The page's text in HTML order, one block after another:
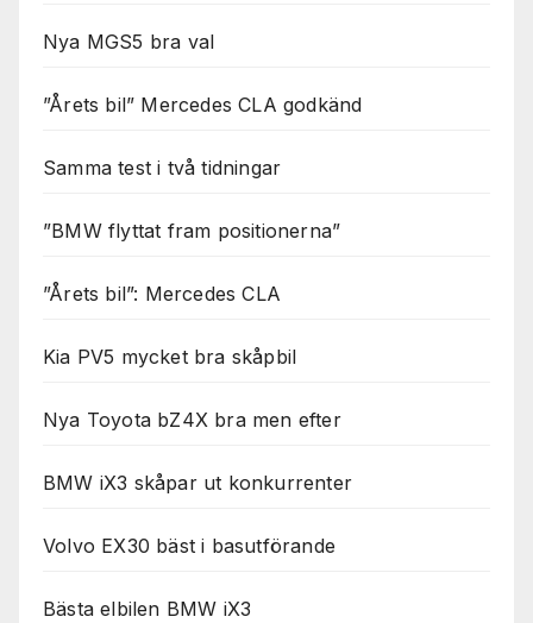
Nya MGS5 bra val
”Årets bil” Mercedes CLA godkänd
Samma test i två tidningar
”BMW flyttat fram positionerna”
”Årets bil”: Mercedes CLA
Kia PV5 mycket bra skåpbil
Nya Toyota bZ4X bra men efter
BMW iX3 skåpar ut konkurrenter
Volvo EX30 bäst i basutförande
Bästa elbilen BMW iX3